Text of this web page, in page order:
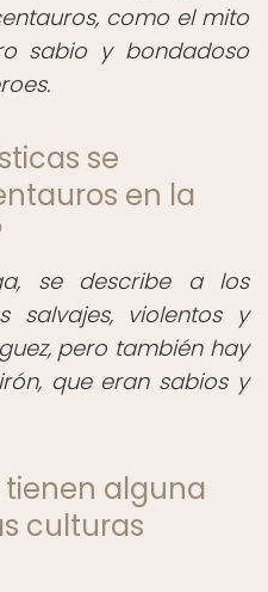
como el mito
sabio y bondadoso
se
en la
se describe a los
salvajes, violentos y
pero también hay
que eran sabios y
tienen alguna
culturas